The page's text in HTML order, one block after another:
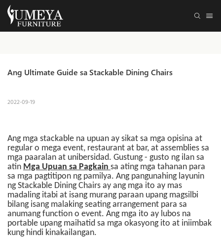
Ang Ultimate Guide sa Stackable Dining Chairs
2022-09-19
Ang mga stackable na upuan ay sikat sa mga opisina at
regular o mega event, restaurant at bar, at assemblies sa
mga paaralan at unibersidad. Gustung - gusto ng ilan sa
atin Mga Upuan sa Pagkain sa ating mga tahanan para
sa mga pagtitipon ng pamilya. Ang pangunahing layunin
ng Stackable Dining Chairs ay ang mga ito ay mas
madaling itabi at isang murang paraan upang magsilbi
bilang isang malaking seating arrangement para sa
anumang function o event. Ang mga ito ay lubos na
portable upang maihatid sa mga okasyong ito at iniimbak
kung hindi kinakailangan.